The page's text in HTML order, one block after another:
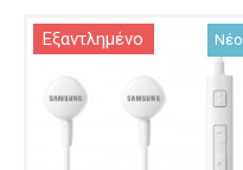
Νέο
Εξαντλημένο